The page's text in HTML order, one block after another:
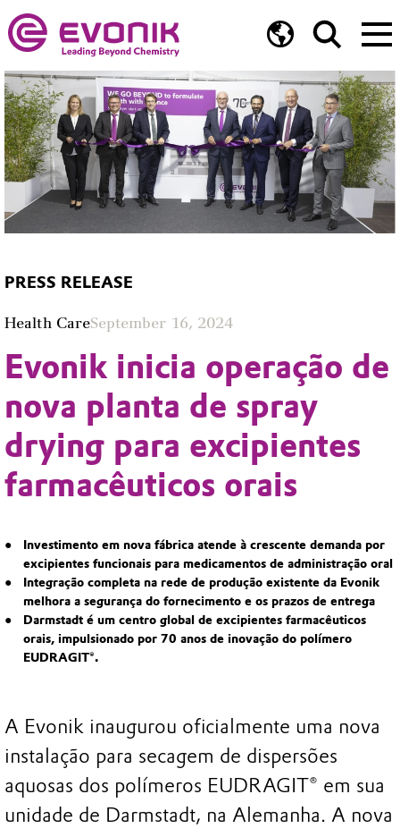
PRESS RELEASE
Health CareSeptember 16, 2024
Evonik inicia operação de
nova planta de spray
drying para excipientes
farmacêuticos orais
Investimento em nova fábrica atende à crescente demanda por
excipientes funcionais para medicamentos de administração oral
Integração completa na rede de produção existente da Evonik
melhora a segurança do fornecimento e os prazos de entrega
Darmstadt é um centro global de excipientes farmacêuticos
orais, impulsionado por 70 anos de inovação do polímero
EUDRAGIT®.
A Evonik inaugurou oficialmente uma nova
instalação para secagem de dispersões
aquosas dos polímeros EUDRAGIT® em sua
unidade de Darmstadt, na Alemanha. A nova